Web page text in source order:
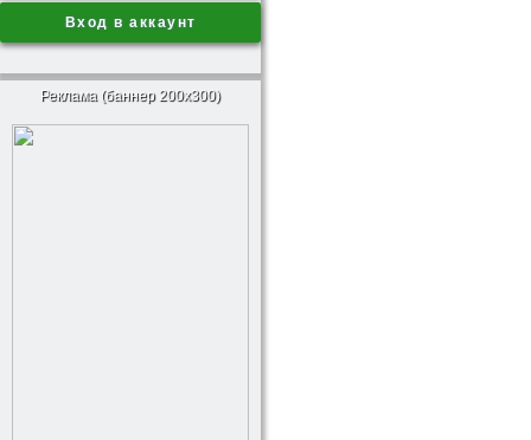
Вход в аккаунт
Реклама (баннер 200x300)